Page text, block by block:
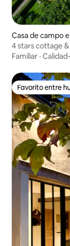
Casa de campo
4 stars cottage
Familiar ·
Favorito entre
Favorito entre